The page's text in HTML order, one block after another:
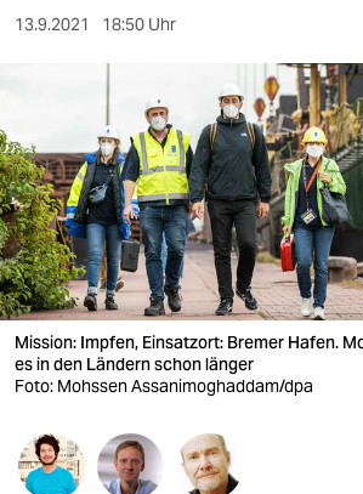
berlin
nord
wahrheit
verlag
verlag
shop
13.9.2021 18:50 Uhr
Mission: Impfen, Einsatzort: Bremer Hafen.
es in den Ländern schon länger
Foto: Mohssen Assanimoghaddam/dpa